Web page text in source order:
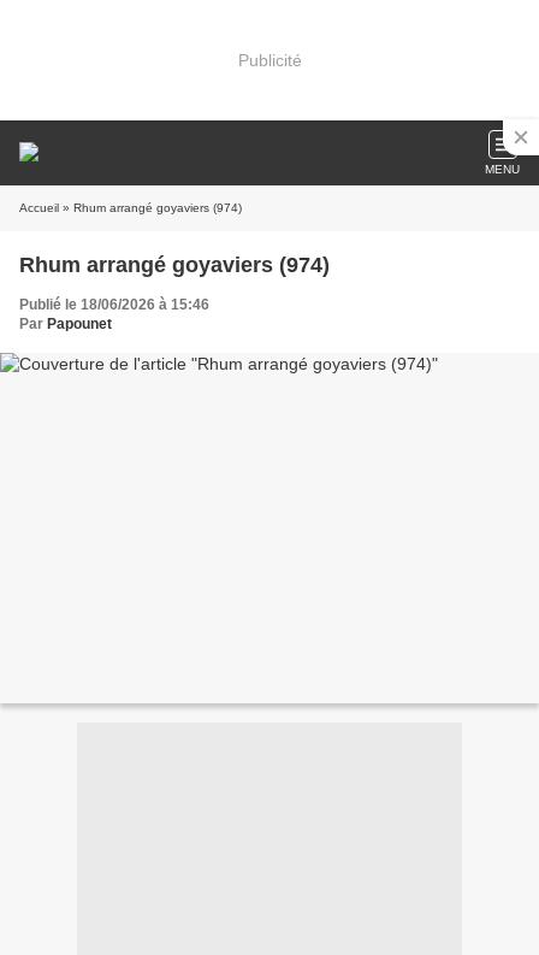
Publicité
MENU
Accueil » Rhum arrangé goyaviers (974)
Rhum arrangé goyaviers (974)
Publié le 18/06/2026 à 15:46
Par Papounet